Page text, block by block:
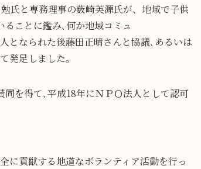
氏と専務理事の薮崎英源氏が、地域で子供
ことに鑑み､何か地域コミュ
となられた後藤田正晴さんと協議､あるいは
発足しました｡
を得て､平成18年にＮＰＯ法人として認可
に貢獣する地道なボランティア活動を行っ